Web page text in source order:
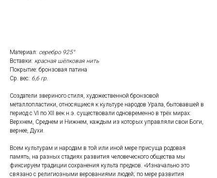
Материал: серебро 925°
Вставки: красная шёлковая нить
Покрытие: бронзовая патина
Ср. вес: 6,6 гр.
Создатели звериного стиля, художественной бронзовой
металлопластики, относящиеся к культуре народов Урала, бытовавшей в
период с VI по XII век н.э. существовали одновременно в трёх мирах:
Верхнем, Среднем и Нижнем, каждым из которых управляли свои Боги,
вернее, Духи.
Всем культурам и народам в той или иной мере присуща родовая
память, на разных стадиях развития человеческого общества мы
фиксируем традиции сохранения культа предков. «Изначально это
связано с религиозными верованиями людей; по мере развития